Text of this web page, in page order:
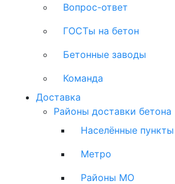
Вопрос-ответ
ГОСТы на бетон
Бетонные заводы
Команда
Доставка
Районы доставки бетона
Населённые пункты
Метро
Районы МО